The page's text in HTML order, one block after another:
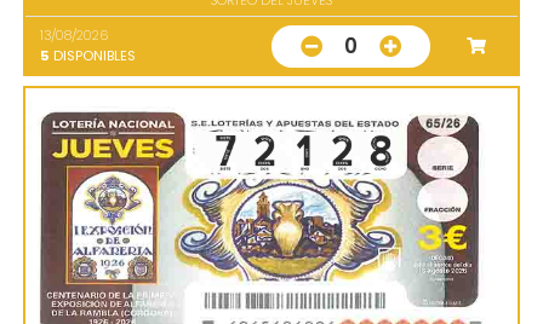
13/08/2026
5 DISPONIBLES 0